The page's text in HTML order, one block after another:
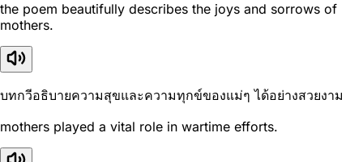
the poem beautifully describes the joys and sorrows of
mothers.
บทกวีอธิบายความสุขและความทุกข์ของแม่ๆ ได้อย่างสวยงาม
mothers played a vital role in wartime efforts.